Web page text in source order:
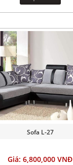
Sofa L-27
Giá: 6,800,000 VNĐ